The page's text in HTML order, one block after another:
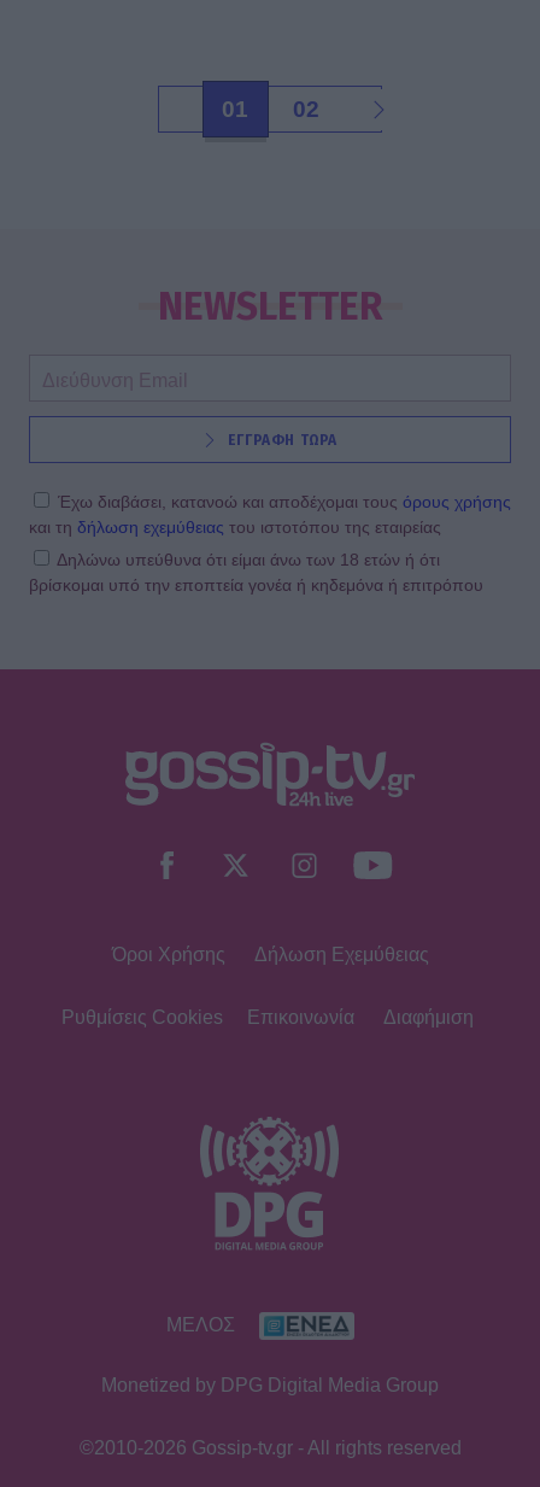
01 02
NEWSLETTER
ΕΓΓΡΑΦΗ ΤΩΡΑ
Έχω διαβάσει, κατανοώ και αποδέχομαι τους όρους χρήσης
και τη δήλωση εχεμύθειας του ιστοτόπου της εταιρείας
Δηλώνω υπεύθυνα ότι είμαι άνω των 18 ετών ή ότι
βρίσκομαι υπό την εποπτεία γονέα ή κηδεμόνα ή επιτρόπου
Όροι Χρήσης Δήλωση Εχεμύθειας
Ρυθμίσεις Cookies Επικοινωνία Διαφήμιση
ΜΕΛΟΣ
Monetized by DPG Digital Media Group
©2010-2026 Gossip-tv.gr - All rights reserved